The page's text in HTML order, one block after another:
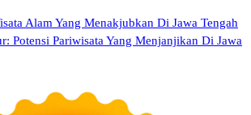
Alam Yang Menakjubkan Di Jawa Tengah
Potensi Pariwisata Yang Menjanjikan Di Jawa